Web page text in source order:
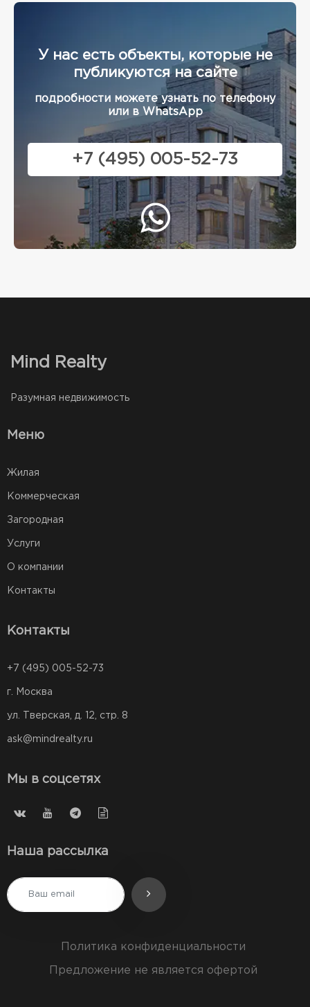
У нас есть объекты, которые не
публикуются на сайте
подробности можете узнать по телефону
или в WhatsApp
+7 (495) 005-52-73
Mind Realty
Разумная недвижимость
Меню
Жилая
Коммерческая
Загородная
Услуги
О компании
Контакты
Контакты
+7 (495) 005-52-73
г. Москва
ул. Тверская, д. 12, стр. 8
ask@mindrealty.ru
Мы в соцсетях
Наша рассылка
Политика конфиденциальности
Предложение не является офертой